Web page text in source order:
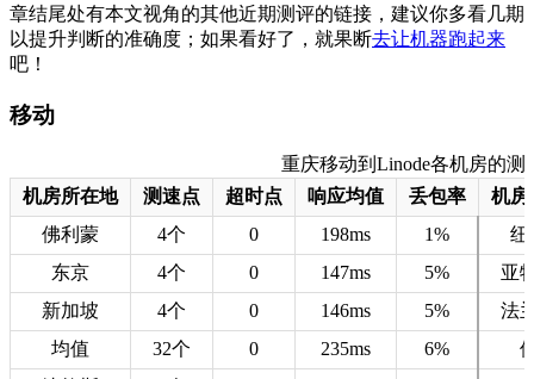
章结尾处有本文视角的其他近期测评的链接，建议你多看几期
以提升判断的准确度；如果看好了，就果断去让机器跑起来
吧！
移动
重庆移动到Linode各机房的测
机房所在地
测速点 超时点 响应均值 丢包率
机房
佛利蒙
4个 0 198ms 1%
纽
东京
4个 0 147ms 5%
亚
新加坡
4个 0 146ms 5%
法
均值
32个 0 235ms 6%